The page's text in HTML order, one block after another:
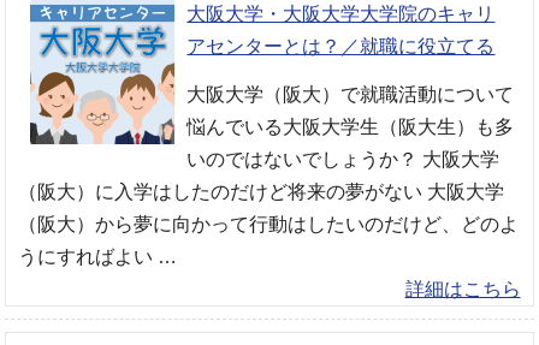
大阪大学・大阪大学大学院のキャリ
アセンターとは？／就職に役立てる
大阪大学（阪大）で就職活動について
悩んでいる大阪大学生（阪大生）も多
いのではないでしょうか？ 大阪大学
（阪大）に入学はしたのだけど将来の夢がない 大阪大学
（阪大）から夢に向かって行動はしたいのだけど、どのよ
うにすればよい …
詳細はこちら